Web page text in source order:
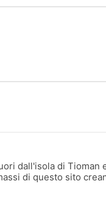
dall'isola di Tioman
di questo sito